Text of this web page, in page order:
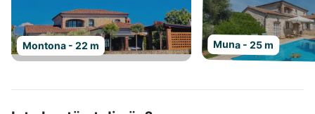
Montona - 22 m Muna - 25 m